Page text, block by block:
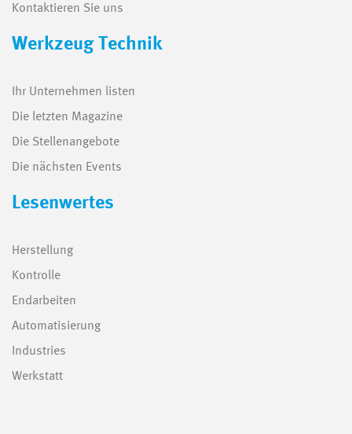
Kontaktieren Sie uns
Werkzeug Technik
Ihr Unternehmen listen
Die letzten Magazine
Die Stellenangebote
Die nächsten Events
Lesenwertes
Herstellung
Kontrolle
Endarbeiten
Automatisierung
Industries
Werkstatt